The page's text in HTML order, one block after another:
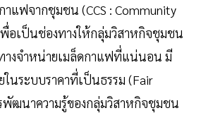
าแฟจากชุมชน (CCS : Community
อเป็นช่องทางให้กลุ่มวิสาหกิจชุมชน
างจำหน่ายเมล็ดกาแฟที่แน่นอน มี
ในระบบราคาที่เป็นธรรม (Fair
พัฒนาความรู้ของกลุ่มวิสาหกิจชุมชน